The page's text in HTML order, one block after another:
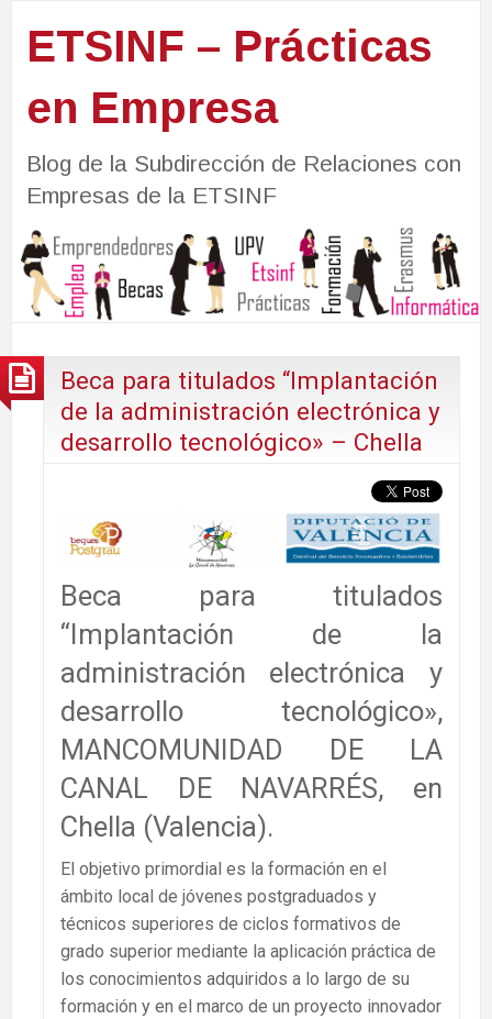
ETSINF – Prácticas
en Empresa
Blog de la Subdirección de Relaciones con
Empresas de la ETSINF
Beca para titulados “Implantación
de la administración electrónica y
desarrollo tecnológico» – Chella
Beca para titulados
“Implantación de la
administración electrónica y
desarrollo tecnológico»,
MANCOMUNIDAD DE LA
CANAL DE NAVARRÉS, en
Chella (Valencia).
El objetivo primordial es la formación en el
ámbito local de jóvenes postgraduados y
técnicos superiores de ciclos formativos de
grado superior mediante la aplicación práctica de
los conocimientos adquiridos a lo largo de su
formación y en el marco de un proyecto innovador